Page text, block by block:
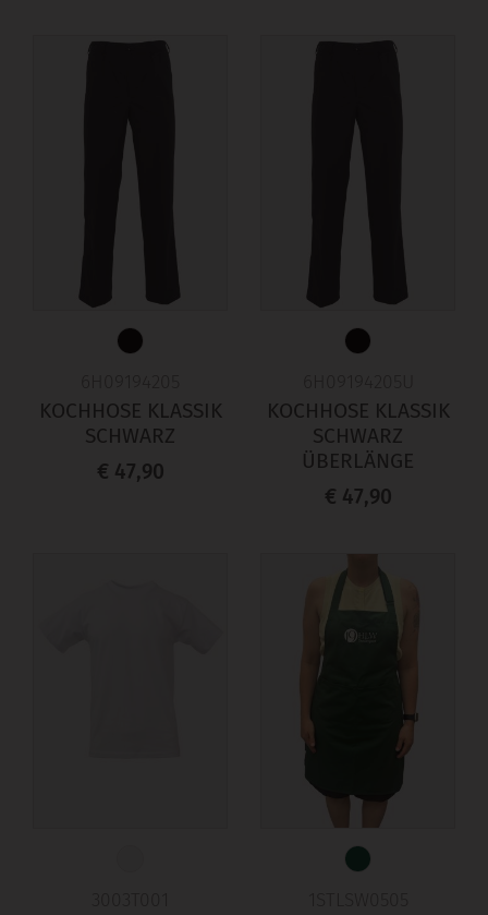
KOCHHOSE KLASSIK
SCHWARZ
€ 47,90
KOCHHOSE KLASSIK
SCHWARZ
ÜBERLÄNGE
€ 47,90